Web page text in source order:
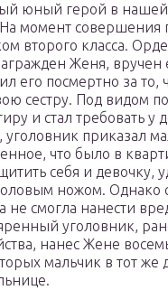
юный герой в нашей
момент совершения
второго класса.
Женя, вручен
его посмертно за то,
сестру. Под видом
и стал требовать у
уголовник приказал
что было в
себя и девочку,
ножом. Однако
не смогла нанести
уголовник,
нанес Жене
мальчик в тот же